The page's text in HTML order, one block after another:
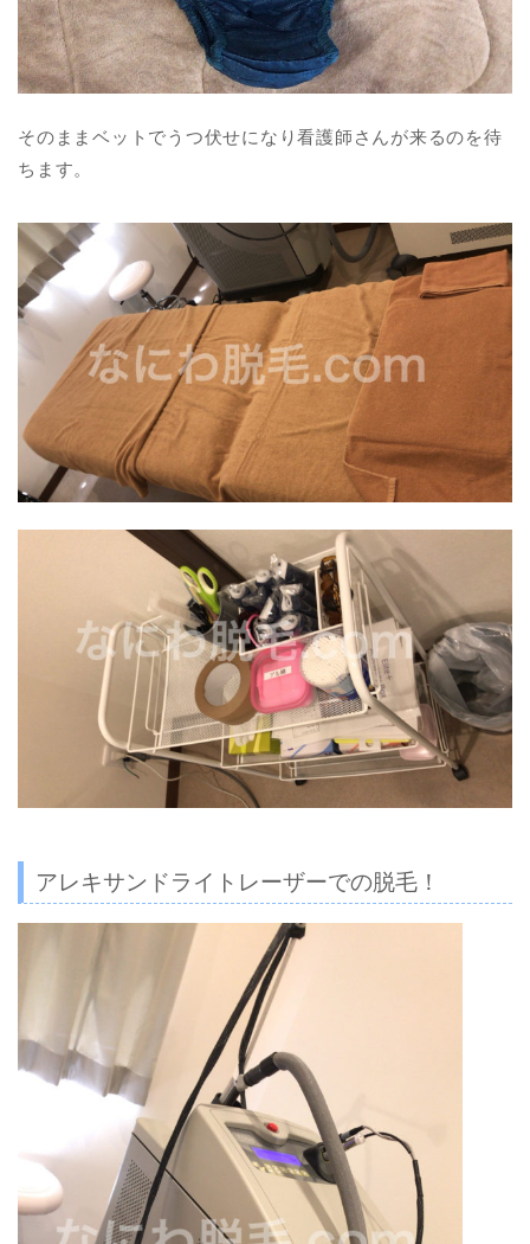
そのままベットでうつ伏せになり看護師さんが来るのを待
ちます。
アレキサンドライトレーザーでの脱毛！